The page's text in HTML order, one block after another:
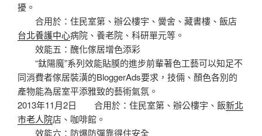
擾。
合用於：住民室第、辦公樓宇、黌舍、藏書樓、飯店
台北養護中心病院、養老院、科研單元等。
效能五：醜化傢居增色添彩
“鈦陽魔”系列效能貼膜的進步前輩著色工藝可以知足不
同消費者傢居裝潢的BloggerAds要求，技倆、顏色各別的
產物能為居室平添雅致的藝術氣氛。
2013年11月2日 合用於：住民室第、辦公樓宇、飯新北
市老人院店、咖啡館。
效能六：防爆防彈靠得住安全